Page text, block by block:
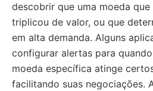
descobrir que uma moeda
triplicou de valor, ou que
em alta demanda. Alguns
configurar alertas para
moeda específica atinge
facilitando suas negociações.